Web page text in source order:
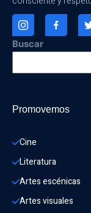
Buscar
Promovemos
Cine
Literatura
Artes escénicas
Artes visuales